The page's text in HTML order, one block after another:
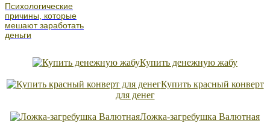
Психологические
причины, которые
мешают заработать
деньги
Купить денежную жабу
Купить красный конверт
для денег
Ложка-загребушка Валютная